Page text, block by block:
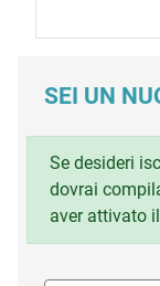
SEI UN
Se desideri
dovrai
aver attivato